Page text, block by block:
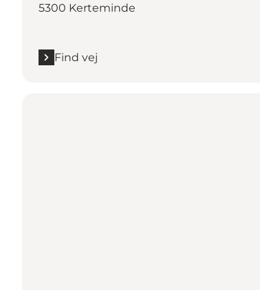
5300 Kerteminde
Find vej